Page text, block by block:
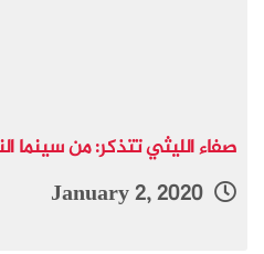
صفاء الليثي تتذكر: من سينما